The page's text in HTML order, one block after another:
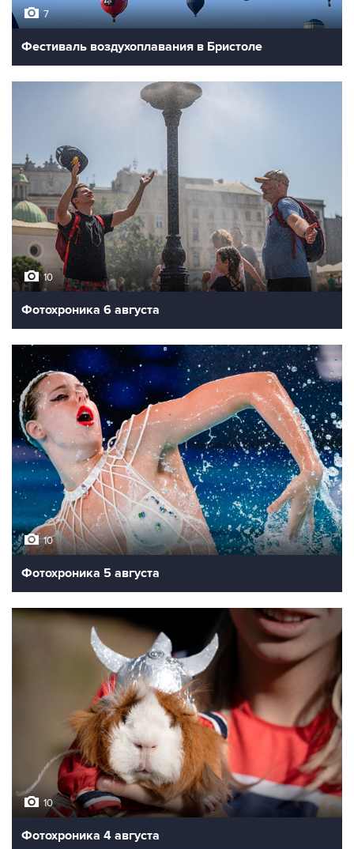
7
Фестиваль воздухоплавания в Бристоле
10
Фотохроника 6 августа
10
Фотохроника 5 августа
10
Фотохроника 4 августа